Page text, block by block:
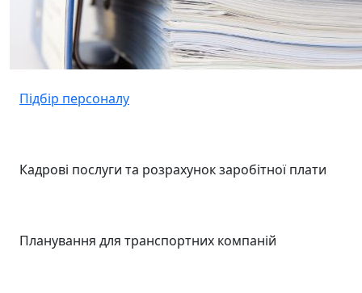
Підбір персоналу
Кадрові послуги та розрахунок заробітної плати
Планування для транспортних компаній